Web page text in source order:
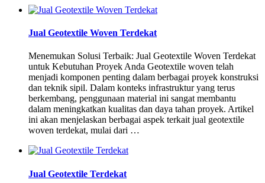
Jual Geotextile Woven Terdekat
Menemukan Solusi Terbaik: Jual Geotextile Woven Terdekat
untuk Kebutuhan Proyek Anda Geotextile woven telah
menjadi komponen penting dalam berbagai proyek konstruksi
dan teknik sipil. Dalam konteks infrastruktur yang terus
berkembang, penggunaan material ini sangat membantu
dalam meningkatkan kualitas dan daya tahan proyek. Artikel
ini akan menjelaskan berbagai aspek terkait jual geotextile
woven terdekat, mulai dari …
Jual Geotextile Terdekat